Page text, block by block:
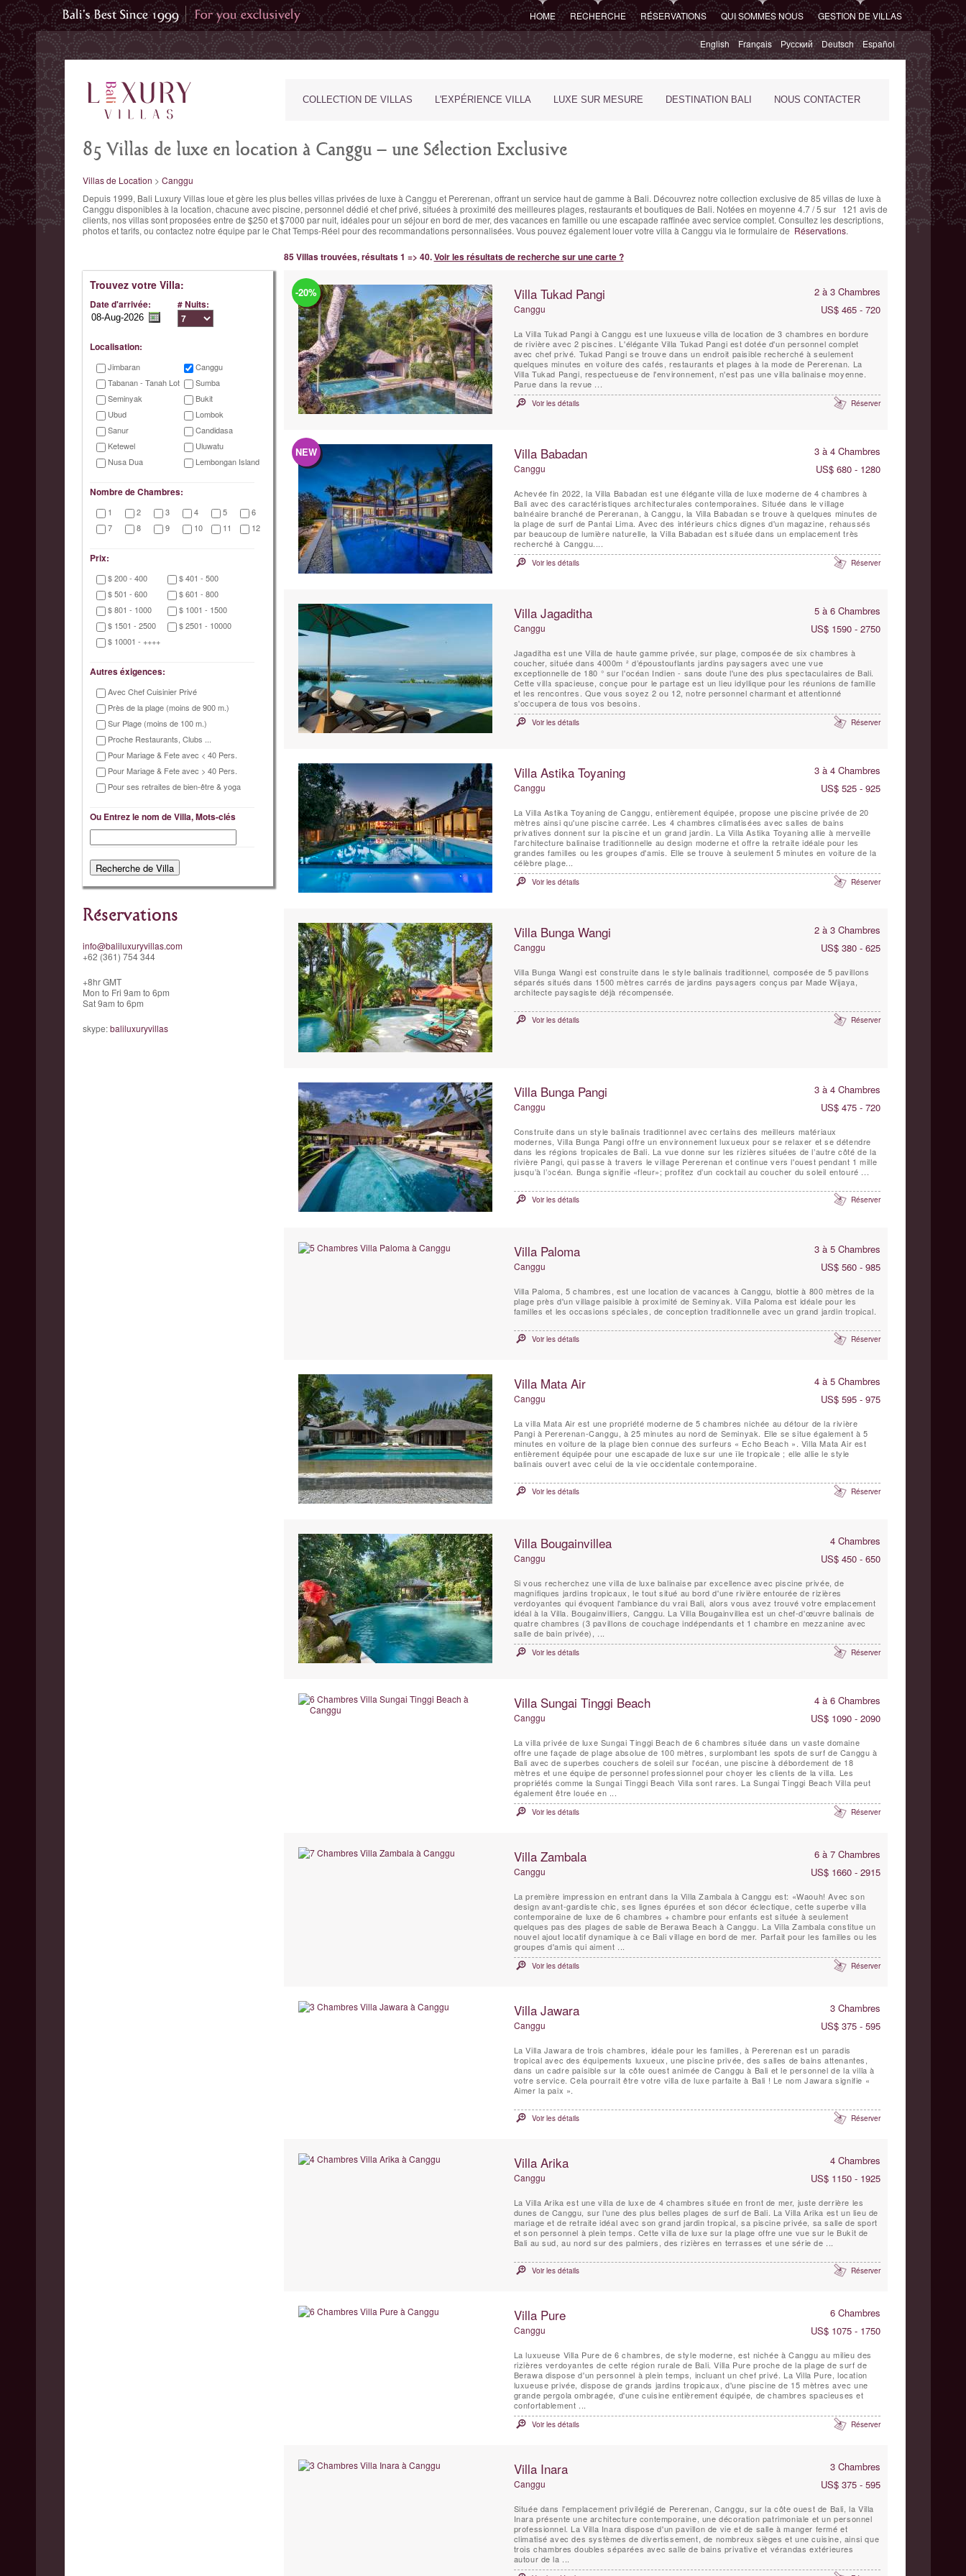
HOME RECHERCHE RÉSERVATIONS QUI SOMMES NOUS GESTION DE VILLAS
English Français Русский Deutsch Español
COLLECTION DE VILLAS L'EXPÉRIENCE VILLA LUXE SUR MESURE DESTINATION BALI NOUS CONTACTER
85 Villas de luxe en location à Canggu – une Sélection Exclusive
Villas de Location > Canggu
Depuis 1999, Bali Luxury Villas loue et gère les plus belles villas privées de luxe à Canggu et Pererenan, offrant un service haut de gamme à Bali. Découvrez notre collection exclusive de 85 villas de luxe à
Canggu disponibles à la location, chacune avec piscine, personnel dédié et chef privé, situées à proximité des meilleures plages, restaurants et boutiques de Bali. Notées en moyenne 4.7/5 sur 121 avis de
clients, nos villas sont proposées entre de $250 et$7000 par nuit, idéales pour un séjour en bord de mer, des vacances en famille ou une escapade raffinée avec service complet. Consultez les descriptions,
photos et tarifs, ou contactez notre équipe par le Chat Temps-Réel pour des recommandations personnalisées. Vous pouvez également louer votre villa à Canggu via le formulaire de Réservations.
Trouvez votre Villa:
Date d'arrivée: # Nuits:
Localisation:
Jimbaran
Canggu
Tabanan - Tanah Lot
Sumba
Seminyak
Bukit
Ubud
Lombok
Sanur
Candidasa
Ketewel
Uluwatu
Nusa Dua
Lembongan Island
Nombre de Chambres:
1 2 3 4 5
6
7
8 9 10 11 12
Prix:
$ 200 - 400
$ 401 - 500
$ 501 - 600
$ 601 - 800
$ 801 - 1000
$ 1001 - 1500
$ 1501 - 2500
$ 2501 - 10000
$ 10001 - ++++
Autres éxigences:
Avec Chef Cuisinier Privé
Près de la plage (moins de 900 m.)
Sur Plage (moins de 100 m.)
Proche Restaurants, Clubs ...
Pour Mariage & Fete avec < 40 Pers.
Pour Mariage & Fete avec > 40 Pers.
Pour ses retraites de bien-être & yoga
Ou Entrez le nom de Villa, Mots-clés
Réservations
info@baliluxuryvillas.com
+62 (361) 754 344
+8hr GMT
Mon to Fri 9am to 6pm
Sat 9am to 6pm
skype: baliluxuryvillas
85 Villas trouvées, résultats 1 => 40.Voir les résultats de recherche sur une carte ?
Villa Tukad Pangi 2 à 3 Chambres
Canggu US$ 465 - 720
-20%
La Villa Tukad Pangi à Canggu est une luxueuse villa de location de 3 chambres en bordure
de rivière avec 2 piscines. L'élégante Villa Tukad Pangi est dotée d'un personnel complet
avec chef privé. Tukad Pangi se trouve dans un endroit paisible recherché à seulement
quelques minutes en voiture des cafés, restaurants et plages à la mode de Pererenan. La
Villa Tukad Pangi, respectueuse de l'environnement, n'est pas une villa balinaise moyenne.
Parue dans la revue ...
Voir les détails Réserver
Villa Babadan 3 à 4 Chambres
Canggu US$ 680 - 1280
NEW
Achevée fin 2022, la Villa Babadan est une élégante villa de luxe moderne de 4 chambres à
Bali avec des caractéristiques architecturales contemporaines. Située dans le village
balnéaire branché de Pereranan, à Canggu, la Villa Babadan se trouve à quelques minutes de
la plage de surf de Pantai Lima. Avec des intérieurs chics dignes d'un magazine, rehaussés
par beaucoup de lumière naturelle, la Villa Babadan est située dans un emplacement très
recherché à Canggu....
Voir les détails Réserver
Villa Jagaditha 5 à 6 Chambres
Canggu US$ 1590 - 2750
Jagaditha est une Villa de haute gamme privée, sur plage, composée de six chambres à
coucher, située dans 4000m ² d’époustouflants jardins paysagers avec une vue
exceptionnelle de 180 ° sur l'océan Indien - sans doute l'une des plus spectaculaires de Bali.
Cette villa spacieuse, conçue pour le partage est un lieu idyllique pour les réunions de famille
et les rencontres. Que vous soyez 2 ou 12, notre personnel charmant et attentionné
s'occupera de tous vos besoins.
Voir les détails Réserver
Villa Astika Toyaning 3 à 4 Chambres
Canggu US$ 525 - 925
La Villa Astika Toyaning de Canggu, entièrement équipée, propose une piscine privée de 20
mètres ainsi qu'une piscine carrée. Les 4 chambres climatisées avec salles de bains
privatives donnent sur la piscine et un grand jardin. La Villa Astika Toyaning allie à merveille
l'architecture balinaise traditionnelle au design moderne et offre la retraite idéale pour les
grandes familles ou les groupes d'amis. Elle se trouve à seulement 5 minutes en voiture de la
célèbre plage...
Voir les détails Réserver
Villa Bunga Wangi 2 à 3 Chambres
Canggu US$ 380 - 625
Villa Bunga Wangi est construite dans le style balinais traditionnel, composée de 5 pavillons
séparés situés dans 1500 mètres carrés de jardins paysagers conçus par Made Wijaya,
architecte paysagiste déjà récompensée.
Voir les détails Réserver
Villa Bunga Pangi 3 à 4 Chambres
Canggu US$ 475 - 720
Construite dans un style balinais traditionnel avec certains des meilleurs matériaux
modernes, Villa Bunga Pangi offre un environnement luxueux pour se relaxer et se détendre
dans les régions tropicales de Bali. La vue donne sur les rizières situées de l’autre côté de la
rivière Pangi, qui passe à travers le village Pererenan et continue vers l'ouest pendant 1 mille
jusqu’à l’océan. Bunga signifie «fleur»; profitez d’un cocktail au coucher du soleil entouré ...
Voir les détails Réserver
Villa Paloma 3 à 5 Chambres
Canggu US$ 560 - 985
Villa Paloma, 5 chambres, est une location de vacances à Canggu, blottie à 800 mètres de la
plage près d'un village paisible à proximité de Seminyak. Villa Paloma est idéale pour les
familles et les occasions spéciales, de conception traditionnelle avec un grand jardin tropical.
Voir les détails Réserver
Villa Mata Air 4 à 5 Chambres
Canggu US$ 595 - 975
La villa Mata Air est une propriété moderne de 5 chambres nichée au détour de la rivière
Pangi à Pererenan-Canggu, à 25 minutes au nord de Seminyak. Elle se situe également à 5
minutes en voiture de la plage bien connue des surfeurs « Echo Beach ». Villa Mata Air est
entièrement équipée pour une escapade de luxe sur une île tropicale ; elle allie le style
balinais ouvert avec celui de la vie occidentale contemporaine.
Voir les détails Réserver
Villa Bougainvillea 4 Chambres
Canggu US$ 450 - 650
Si vous recherchez une villa de luxe balinaise par excellence avec piscine privée, de
magnifiques jardins tropicaux, le tout situé au bord d'une rivière entourée de rizières
verdoyantes qui évoquent l'ambiance du vrai Bali, alors vous avez trouvé votre emplacement
idéal à la Villa. Bougainvilliers, Canggu. La Villa Bougainvillea est un chef-d'œuvre balinais de
quatre chambres (3 pavillons de couchage indépendants et 1 chambre en mezzanine avec
salle de bain privée), ...
Voir les détails Réserver
Villa Sungai Tinggi Beach 4 à 6 Chambres
Canggu US$ 1090 - 2090
La villa privée de luxe Sungai Tinggi Beach de 6 chambres située dans un vaste domaine
offre une façade de plage absolue de 100 mètres, surplombant les spots de surf de Canggu à
Bali avec de superbes couchers de soleil sur l'océan, une piscine à débordement de 18
mètres et une équipe de personnel professionnel pour choyer les clients de la villa. Les
propriétés comme la Sungai Tinggi Beach Villa sont rares. La Sungai Tinggi Beach Villa peut
également être louée en ...
Voir les détails Réserver
Villa Zambala 6 à 7 Chambres
Canggu US$ 1660 - 2915
La première impression en entrant dans la Villa Zambala à Canggu est: «Waouh! Avec son
design avant-gardiste chic, ses lignes épurées et son décor éclectique, cette superbe villa
contemporaine de luxe de 6 chambres + chambre pour enfants est située à seulement
quelques pas des plages de sable de Berawa Beach à Canggu. La Villa Zambala constitue un
nouvel ajout locatif dynamique à ce Bali village en bord de mer. Parfait pour les familles ou les
groupes d'amis qui aiment ...
Voir les détails Réserver
Villa Jawara 3 Chambres
Canggu US$ 375 - 595
La Villa Jawara de trois chambres, idéale pour les familles, à Pererenan est un paradis
tropical avec des équipements luxueux, une piscine privée, des salles de bains attenantes,
dans un cadre paisible sur la côte ouest animée de Canggu à Bali et le personnel de la villa à
votre service. Cela pourrait être votre villa de luxe parfaite à Bali ! Le nom Jawara signifie «
Aimer la paix ».
Voir les détails Réserver
Villa Arika 4 Chambres
Canggu US$ 1150 - 1925
La Villa Arika est une villa de luxe de 4 chambres située en front de mer, juste derrière les
dunes de Canggu, sur l'une des plus belles plages de surf de Bali. La Villa Arika est un lieu de
mariage et de retraite idéal avec son grand jardin tropical, sa piscine privée, sa salle de sport
et son personnel à plein temps. Cette villa de luxe sur la plage offre une vue sur le Bukit de
Bali au sud, au nord sur des palmiers, des rizières en terrasses et une série de ...
Voir les détails Réserver
Villa Pure 6 Chambres
Canggu US$ 1075 - 1750
La luxueuse Villa Pure de 6 chambres, de style moderne, est nichée à Canggu au milieu des
rizières verdoyantes de cette région rurale de Bali. Villa Pure proche de la plage de surf de
Berawa dispose d'un personnel à plein temps, incluant un chef privé. La Villa Pure, location
luxueuse privée, dispose de grands jardins tropicaux, d'une piscine de 15 mètres avec une
grande pergola ombragée, d'une cuisine entièrement équipée, de chambres spacieuses et
confortablement ...
Voir les détails Réserver
Villa Inara 3 Chambres
Canggu US$ 375 - 595
Située dans l'emplacement privilégié de Pererenan, Canggu, sur la côte ouest de Bali, la Villa
Inara présente une architecture contemporaine, une décoration patrimoniale et un personnel
professionnel. La Villa Inara dispose d'un pavillon de vie et de salle à manger fermé et
climatisé avec des systèmes de divertissement, de nombreux sièges et une cuisine, ainsi que
trois chambres doubles séparées avec salle de bains privative et vérandas extérieures
autour de la ...